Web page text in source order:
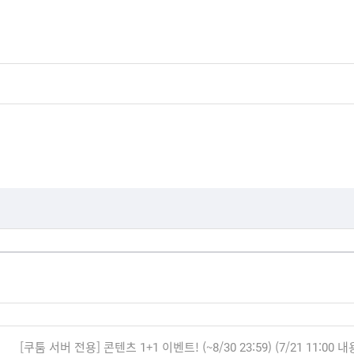
[쿠툼 서버 전용] 콘텐츠 1+1 이벤트! (~8/30 23:59) (7/21 11:00 내